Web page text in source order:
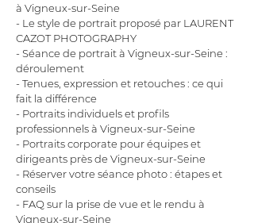
à Vigneux-sur-Seine
- Le style de portrait proposé par LAURENT
CAZOT PHOTOGRAPHY
- Séance de portrait à Vigneux-sur-Seine :
déroulement
- Tenues, expression et retouches : ce qui
fait la différence
- Portraits individuels et profils
professionnels à Vigneux-sur-Seine
- Portraits corporate pour équipes et
dirigeants près de Vigneux-sur-Seine
- Réserver votre séance photo : étapes et
conseils
- FAQ sur la prise de vue et le rendu à
Vigneux-sur-Seine